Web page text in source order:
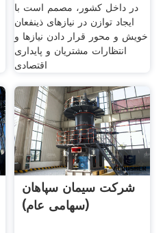
در داخل کشور، مصمم است با
ایجاد توازن در نیازهای ذینفعان
خویش و محور قرار دادن نیازها و
انتظارات مشتریان و پایداری
اقتصادی
شرکت سیمان سپاهان
(سهامی عام)